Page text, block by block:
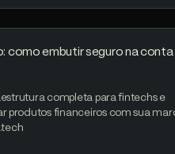
como embutir seguro na conta
completa para fintechs e
produtos financeiros com sua